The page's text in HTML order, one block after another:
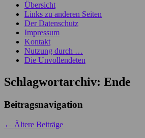
Übersicht
Links zu anderen Seiten
Der Datenschutz
Impressum
Kontakt
Nutzung durch …
Die Unvollendeten
Schlagwortarchiv: Ende
Beitragsnavigation
← Ältere Beiträge